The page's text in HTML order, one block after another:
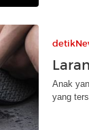
Anak
yang